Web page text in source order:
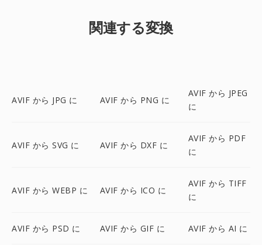
関連する変換
AVIF から JPG に AVIF から PNG に
AVIF から JPEG
に
AVIF から SVG に AVIF から DXF に
AVIF から PDF
に
AVIF から WEBP に AVIF から ICO に
AVIF から TIFF
に
AVIF から PSD に AVIF から GIF に AVIF から AI に